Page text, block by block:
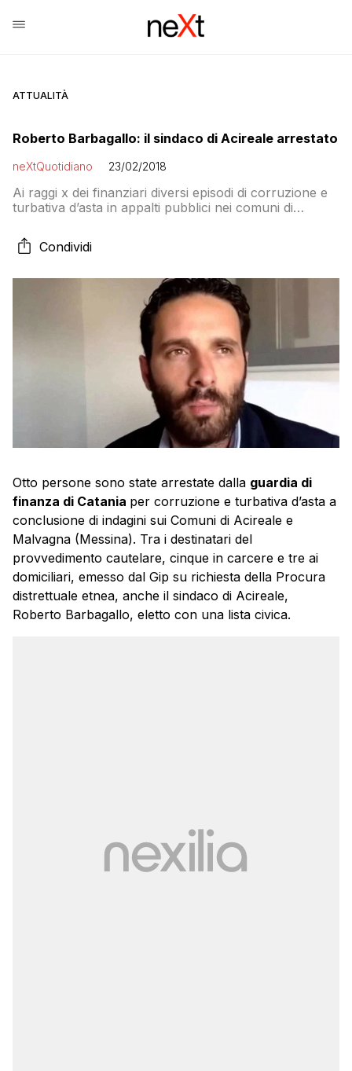
ATTUALITÀ
Roberto Barbagallo: il sindaco di Acireale arrestato
neXtQuotidiano 23/02/2018
Ai raggi x dei finanziari diversi episodi di corruzione e
turbativa d’asta in appalti pubblici nei comuni di
Condividi
Otto persone sono state arrestate dalla guardia di
finanza di Catania per corruzione e turbativa d’asta a
conclusione di indagini sui Comuni di Acireale e
Malvagna (Messina). Tra i destinatari del
provvedimento cautelare, cinque in carcere e tre ai
domiciliari, emesso dal Gip su richiesta della Procura
distrettuale etnea, anche il sindaco di Acireale,
Roberto Barbagallo, eletto con una lista civica.